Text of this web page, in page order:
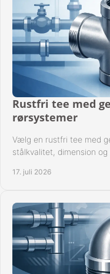
Rustfri tee med
rørsystemer
Vælg en rustfri tee med
stålkvalitet, dimension
17. juli 2026